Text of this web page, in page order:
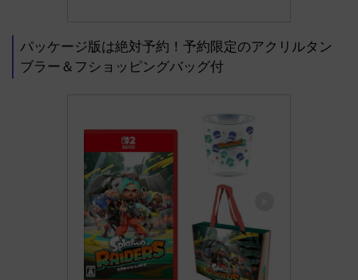
パッケージ版は絶対予約！予約限定のアクリルタン
ブラー＆フショッピングバッグ付